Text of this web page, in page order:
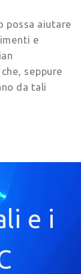
possa aiutare
e
seppure
da tali
e i